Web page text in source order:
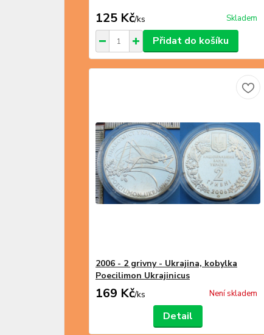
125 Kč/ks Skladem
Přidat do košíku
2006 - 2 grivny - Ukrajina, kobylka
Poecilimon Ukrajinicus
169 Kč/ks Není skladem
Detail